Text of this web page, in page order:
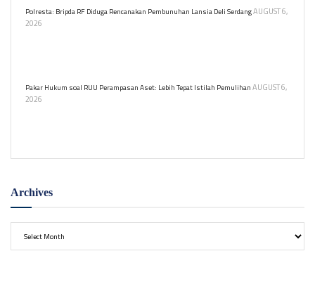
Polresta: Bripda RF Diduga Rencanakan Pembunuhan Lansia Deli SerdangAUGUST 6,
2026
Pakar Hukum soal RUU Perampasan Aset: Lebih Tepat Istilah PemulihanAUGUST 6,
2026
Archives
Archives